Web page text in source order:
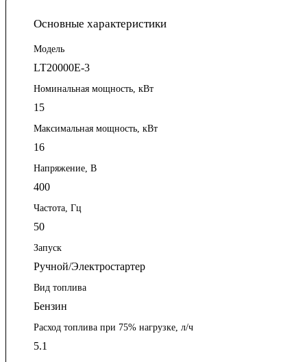
Основные характеристики
Модель
LT20000E-3
Номинальная мощность, кВт
15
Максимальная мощность, кВт
16
Напряжение, В
400
Частота, Гц
50
Запуск
Ручной/Электростартер
Вид топлива
Бензин
Расход топлива при 75% нагрузке, л/ч
5.1